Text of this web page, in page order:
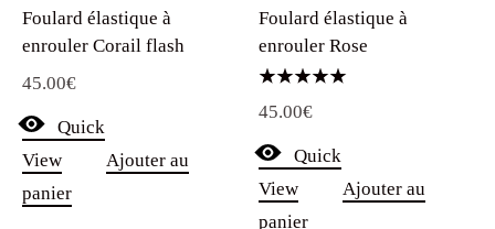
Foulard élastique à
enrouler Corail flash
45.00€
Quick
View
Ajouter au
panier
Foulard élastique à
enrouler Rose
5.00
45.00€
Quick
View
Ajouter au
panier